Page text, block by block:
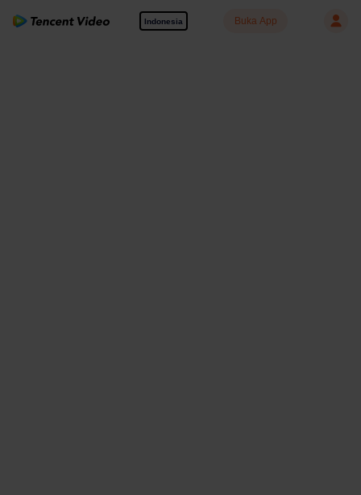
Indonesia Buka App